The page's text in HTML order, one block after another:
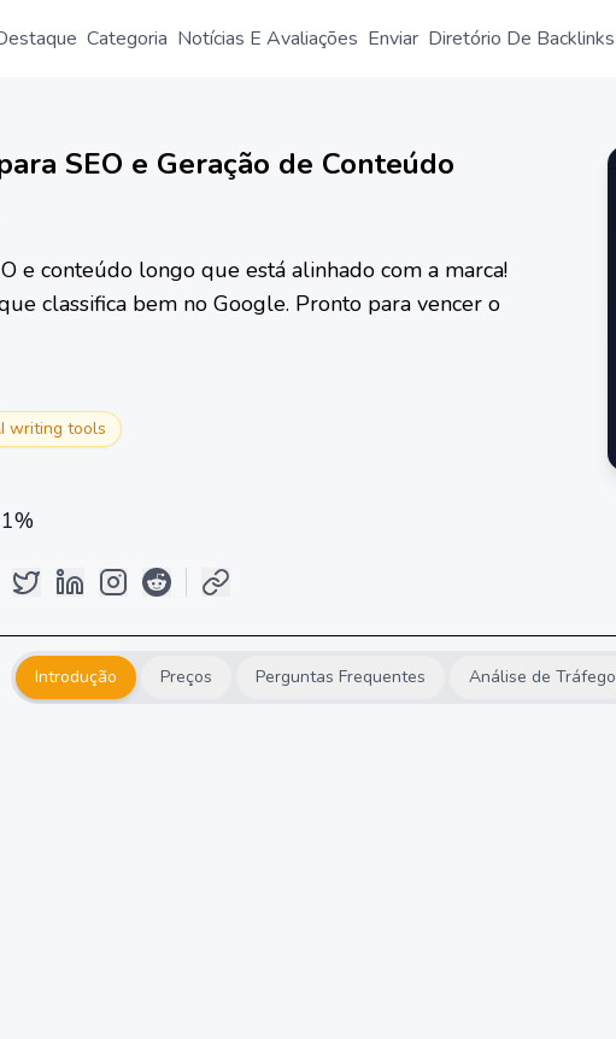
Categoria Notícias E Avaliações Enviar Diretório De Backlinks
SEO e Geração de Conteúdo
e conteúdo longo que está alinhado com a marca!
classifica bem no Google. Pronto para vencer o
writing tools
Introdução Preços Perguntas Frequentes Análise de Tráfego